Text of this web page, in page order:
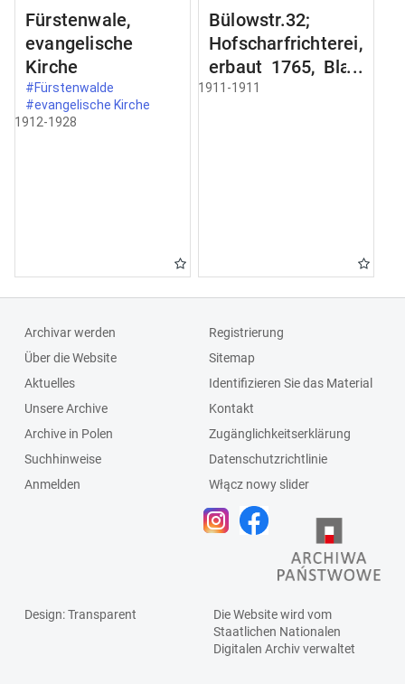
Fürstenwale,
evangelische
Kirche
#Fürstenwalde
#evangelische Kirche
1912-1928
Bülowstr.32;
Hofscharfrichterei,
erbaut 1765, Blatt
2;
Türbekleidung;
Schlagleiste;Fenst
ersprosse
1911-1911
Archivar werden
Über die Website
Aktuelles
Unsere Archive
Archive in Polen
Suchhinweise
Anmelden
Registrierung
Sitemap
Identifizieren Sie das Material
Kontakt
Zugänglichkeitserklärung
Datenschutzrichtlinie
Włącz nowy slider
Design: Transparent
Die Website wird vom
Staatlichen Nationalen
Digitalen Archivverwaltet